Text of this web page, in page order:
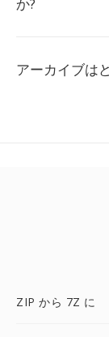
アーカイブは
ZIP から 7Z に